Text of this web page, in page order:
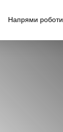
Напрями роботи